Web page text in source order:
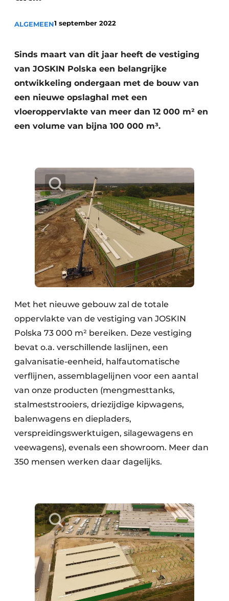
Vacature aanmelden
Video’s
ALGEMEEN1 september 2022
Sinds maart van dit jaar heeft de vestiging
van JOSKIN Polska een belangrijke
ontwikkeling ondergaan met de bouw van
een nieuwe opslaghal met een
vloeroppervlakte van meer dan 12 000 m² en
een volume van bijna 100 000 m³.
Met het nieuwe gebouw zal de totale
oppervlakte van de vestiging van JOSKIN
Polska 73 000 m² bereiken. Deze vestiging
bevat o.a. verschillende laslijnen, een
galvanisatie-eenheid, halfautomatische
verflijnen, assemblagelijnen voor een aantal
van onze producten (mengmesttanks,
stalmeststrooiers, driezijdige kipwagens,
balenwagens en diepladers,
verspreidingswerktuigen, silagewagens en
veewagens), evenals een showroom. Meer dan
350 mensen werken daar dagelijks.